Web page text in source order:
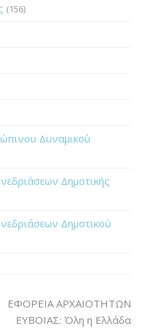
(156)
Δυναμικού
Δημοτικής
Δημοτικού
ΕΦΟΡΕΙΑ ΑΡΧΑΙΟΤΗΤΩΝ
ΕΥΒΟΙΑΣ: Όλη η Ελλάδα